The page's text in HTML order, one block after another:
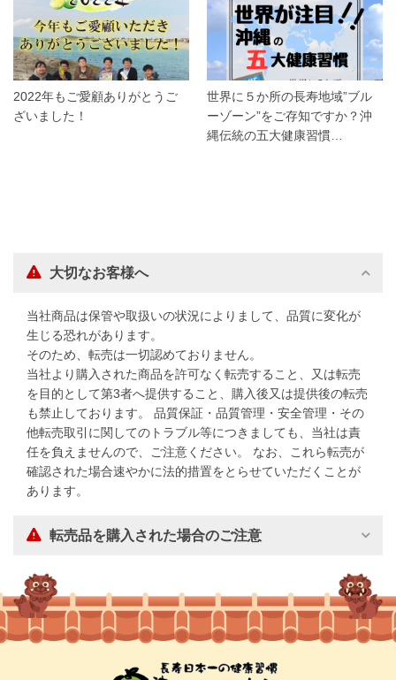
2022年もご愛顧ありがとうご
ざいました！
世界に５か所の長寿地域”ブル
ーゾーン”をご存知ですか？沖
縄伝統の五大健康習慣…
大切なお客様へ
当社商品は保管や取扱いの状況によりまして、品質に変化が
生じる恐れがあります。
そのため、転売は一切認めておりません。
当社より購入された商品を許可なく転売すること、又は転売
を目的として第3者へ提供すること、購入後又は提供後の転売
も禁止しております。 品質保証・品質管理・安全管理・その
他転売取引に関してのトラブル等につきましても、当社は責
任を負えませんので、ご注意ください。 なお、これら転売が
確認された場合速やかに法的措置をとらせていただくことが
あります。
転売品を購入された場合のご注意